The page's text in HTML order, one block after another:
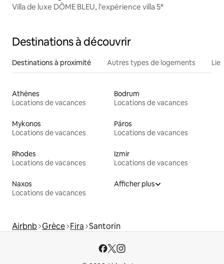
Villa de luxe DÔME BLEU, l'expérience villa 5*
Destinations à découvrir
Destinations à proximité Autres types de logements
Athènes
Locations de vacances
Bodrum
Locations de vacances
Mykonos
Locations de vacances
Páros
Locations de vacances
Rhodes
Locations de vacances
Izmir
Locations de vacances
Naxos
Locations de vacances
Afficher plus
Airbnb Grèce Fira Santorin